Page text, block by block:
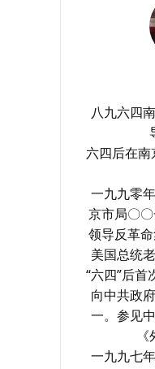
八九六四
六四后在南
一九九零
京市局〇
领导反革命
美国总统
“六四”后
向中共政
一。参见
一九九七